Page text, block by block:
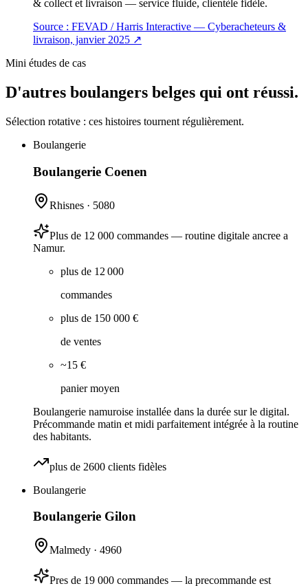
& collect et livraison — service fluide, clientèle fidèle.
Source : FEVAD / Harris Interactive — Cyberacheteurs &
livraison, janvier 2025 ↗
Mini études de cas
D'autres boulangers belges qui ont réussi.
Sélection rotative : ces histoires tournent régulièrement.
Boulangerie
Boulangerie Coenen
Rhisnes · 5080
Plus de 12 000 commandes — routine digitale ancree a
Namur.
plus de 12 000
commandes
plus de 150 000 €
de ventes
~15 €
panier moyen
Boulangerie namuroise installée dans la durée sur le digital.
Précommande matin et midi parfaitement intégrée à la routine
des habitants.
plus de 2600 clients fidèles
Boulangerie
Boulangerie Gilon
Malmedy · 4960
Pres de 19 000 commandes — la precommande est